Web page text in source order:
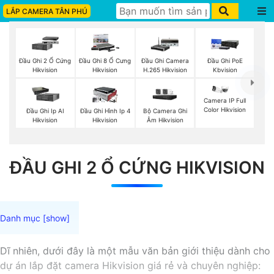
LẮP CAMERA TÂN PHÚ
Đầu Ghi 2 Ổ Cứng
Hikvision
Đầu Ghi 8 Ổ Cưng
Hikvision
Đầu Ghi Camera
H.265 Hikvision
Đầu Ghi PoE
Kbvision
Đầu Ghi Ip AI
Hikvision
Đầu Ghi Hình Ip 4
Hikvision
Bộ Camera Ghi
Âm Hikvision
Camera IP Full
Color Hikvision
ĐẦU GHI 2 Ổ CỨNG HIKVISION
Dĩ nhiên, dưới đây là một mẫu văn bản giới thiệu dành cho
dự án lắp đặt camera Hikvision giá rẻ và chuyên nghiệp: